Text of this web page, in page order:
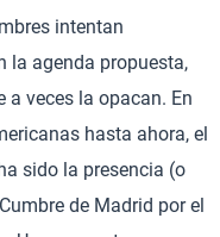
intentan
la agenda propuesta,
a veces la opacan. En
hasta ahora, el
sido la presencia (o
de Madrid por el